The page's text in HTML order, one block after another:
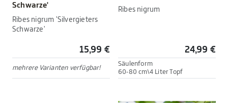
Schwarze'
Ribes nigrum 'Silvergieters
Schwarze'
15,99 €
mehrere Varianten verfügbar!
Ribes nigrum
24,99 €
Säulenform
60-80 cm\4 Liter Topf